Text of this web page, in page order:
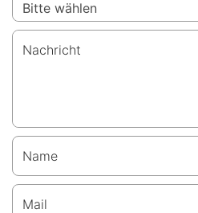
Nachricht
Name
Mail